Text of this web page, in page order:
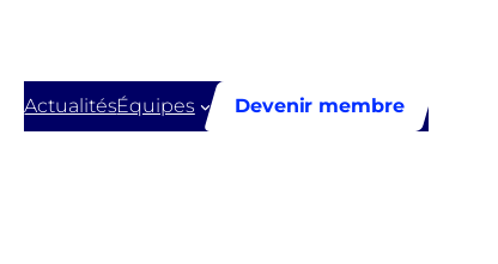
ActualitésÉquipes Devenir membre